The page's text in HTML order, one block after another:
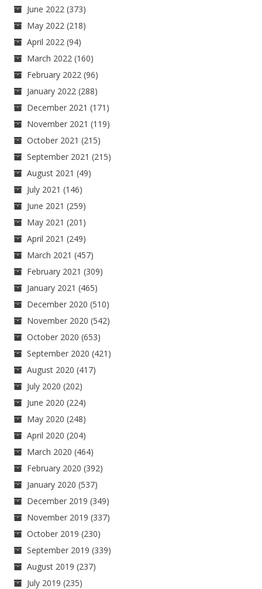
June 2022 (373)
May 2022 (218)
April 2022 (94)
March 2022 (160)
February 2022 (96)
January 2022 (288)
December 2021 (171)
November 2021 (119)
October 2021 (215)
September 2021 (215)
August 2021 (49)
July 2021 (146)
June 2021 (259)
May 2021 (201)
April 2021 (249)
March 2021 (457)
February 2021 (309)
January 2021 (465)
December 2020 (510)
November 2020 (542)
October 2020 (653)
September 2020 (421)
August 2020 (417)
July 2020 (202)
June 2020 (224)
May 2020 (248)
April 2020 (204)
March 2020 (464)
February 2020 (392)
January 2020 (537)
December 2019 (349)
November 2019 (337)
October 2019 (230)
September 2019 (339)
August 2019 (237)
July 2019 (235)